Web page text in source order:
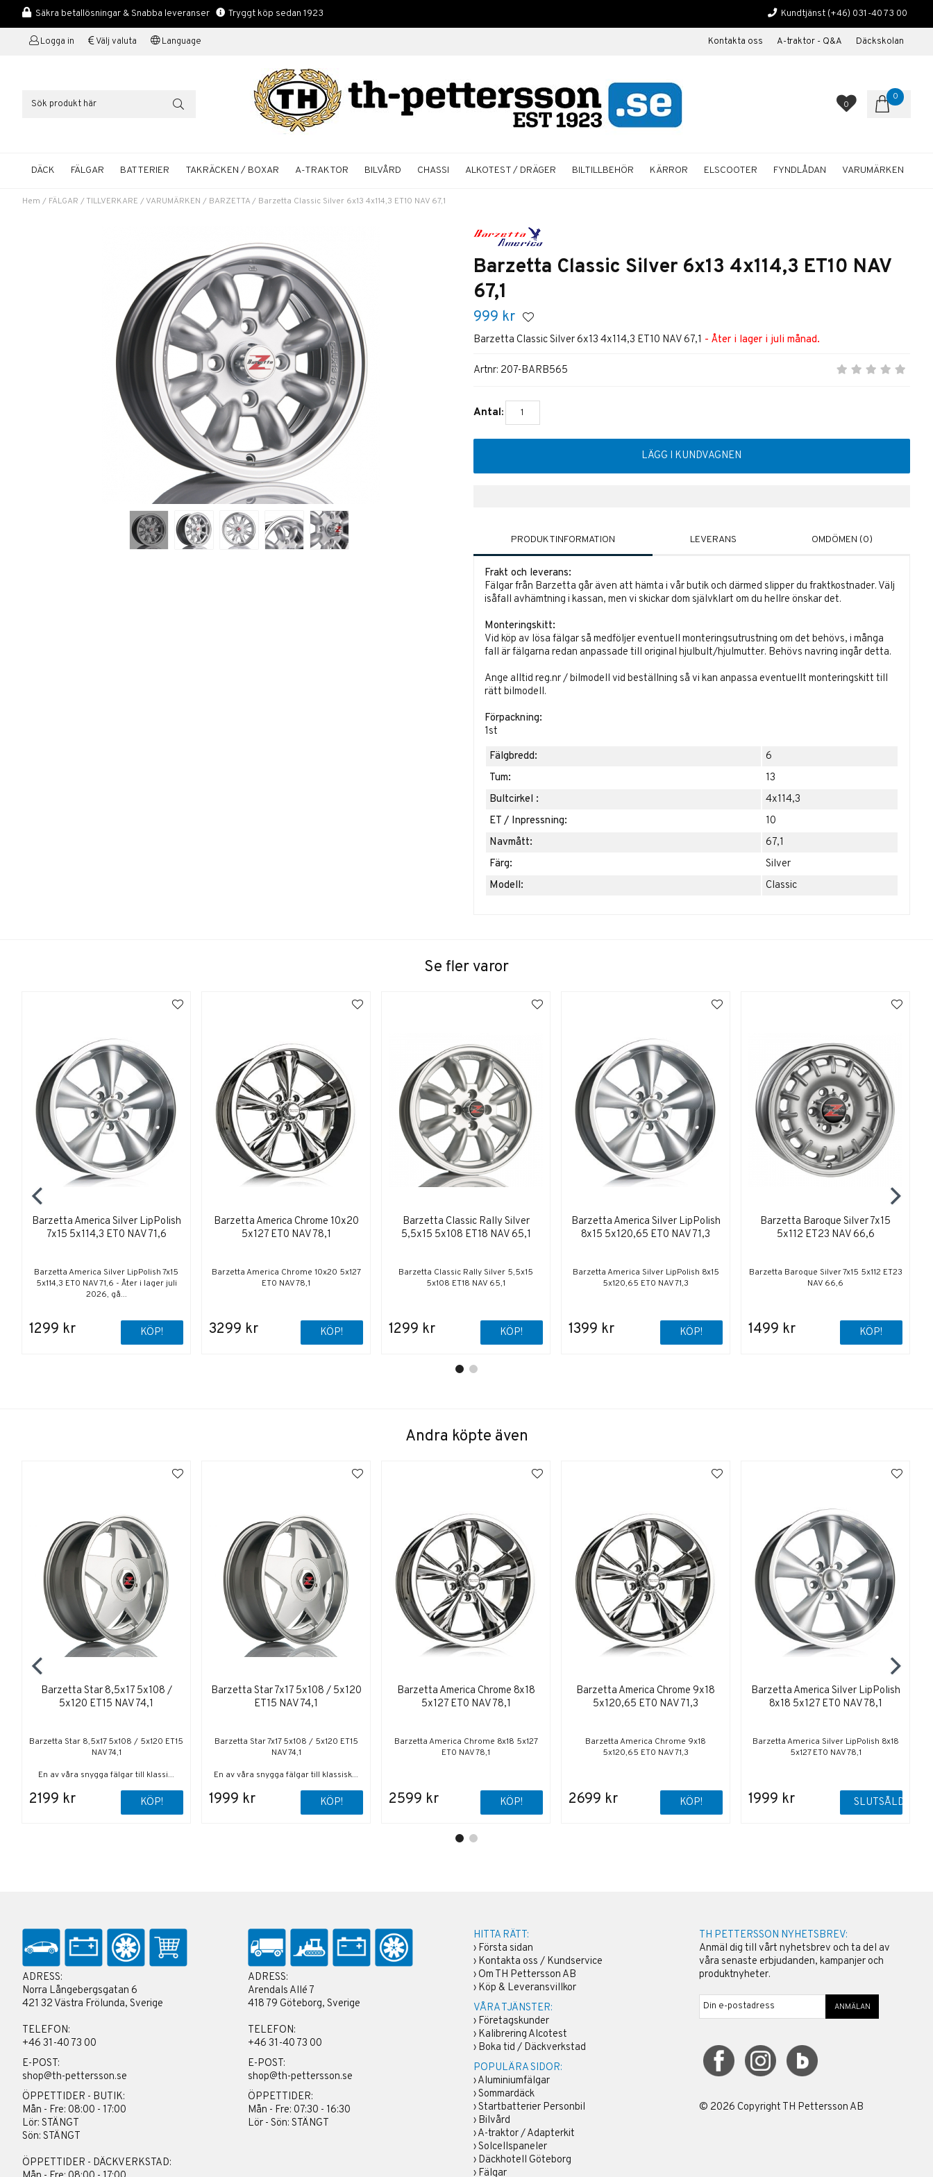
Säkra betallösningar & Snabba leveranser Tryggt köp sedan 1923 Kundtjänst (+46) 031-40 73 00
Logga in Välj valuta Language Kontakta oss A-traktor - Q&A Däckskolan
0
0
DÄCK FÄLGAR BATTERIER TAKRÄCKEN / BOXAR A-TRAKTOR BILVÅRD CHASSI ALKOTEST / DRÄGER BILTILLBEHÖR KÄRROR ELSCOOTER FYNDLÅDAN VARUMÄRKEN
Hem / FÄLGAR /TILLVERKARE / VARUMÄRKEN / BARZETTA/ Barzetta Classic Silver 6x13 4x114,3 ET10 NAV 67,1
Barzetta Classic Silver 6x13 4x114,3 ET10 NAV
67,1
999 kr
Barzetta Classic Silver 6x13 4x114,3 ET10 NAV 67,1 - Åter i lager i juli månad.
Artnr: 207-BARB565
Antal:
LÄGG I KUNDVAGNEN
PRODUKTINFORMATION
Frakt och leverans:
Fälgar från Barzetta går även att hämta i vår butik och därmed slipper du fraktkostnader. Välj
isåfall avhämtning i kassan, men vi skickar dom självklart om du hellre önskar det.
Monteringskitt:
Vid köp av lösa fälgar så medföljer eventuell monteringsutrustning om det behövs, i många
fall är fälgarna redan anpassade till original hjulbult/hjulmutter. Behövs navring ingår detta.
Ange alltid reg.nr / bilmodell vid beställning så vi kan anpassa eventuellt monteringskitt till
rätt bilmodell.
Förpackning:
1st
Fälgbredd:
6
Tum:
13
Bultcirkel :
4x114,3
ET / Inpressning:
10
Navmått:
67,1
Färg:
Silver
Modell:
Classic
LEVERANS OMDÖMEN (0)
Se fler varor
Barzetta America Silver LipPolish
7x15 5x114,3 ET0 NAV 71,6
Barzetta America Silver LipPolish 7x15
5x114,3 ET0 NAV 71,6 - Åter i lager juli
2026, gå...
1299 kr KÖP!
Barzetta America Chrome 10x20
5x127 ET0 NAV 78,1
Barzetta America Chrome 10x20 5x127
ET0 NAV 78,1
3299 kr KÖP!
Barzetta Classic Rally Silver
5,5x15 5x108 ET18 NAV 65,1
Barzetta Classic Rally Silver 5,5x15
5x108 ET18 NAV 65,1
1299 kr KÖP!
Barzetta America Silver LipPolish
8x15 5x120,65 ET0 NAV 71,3
Barzetta America Silver LipPolish 8x15
5x120,65 ET0 NAV 71,3
1399 kr KÖP!
Barzetta Baroque Silver 7x15
5x112 ET23 NAV 66,6
Barzetta Baroque Silver 7x15 5x112 ET23
NAV 66,6
1499 kr KÖP!
Andra köpte även
Barzetta Star 8,5x17 5x108 /
5x120 ET15 NAV 74,1
Barzetta Star 8,5x17 5x108 / 5x120 ET15
NAV 74,1
En av våra snygga fälgar till klassi...
2199 kr KÖP!
Barzetta Star 7x17 5x108 / 5x120
ET15 NAV 74,1
Barzetta Star 7x17 5x108 / 5x120 ET15
NAV 74,1
En av våra snygga fälgar till klassisk...
1999 kr KÖP!
Barzetta America Chrome 8x18
5x127 ET0 NAV 78,1
Barzetta America Chrome 8x18 5x127
ET0 NAV 78,1
2599 kr KÖP!
Barzetta America Chrome 9x18
5x120,65 ET0 NAV 71,3
Barzetta America Chrome 9x18
5x120,65 ET0 NAV 71,3
2699 kr KÖP!
Barzetta America Silver LipPolish
8x18 5x127 ET0 NAV 78,1
Barzetta America Silver LipPolish 8x18
5x127 ET0 NAV 78,1
1999 kr SLUTSÅLD
ADRESS:
Norra Långebergsgatan 6
421 32 Västra Frölunda, Sverige
TELEFON:
+46 31-40 73 00
E-POST:
shop@th-pettersson.se
ÖPPETTIDER - BUTIK:
Mån - Fre: 08:00 - 17:00
Lör: STÄNGT
Sön: STÄNGT
ÖPPETTIDER - DÄCKVERKSTAD:
ADRESS:
Arendals Allé 7
418 79 Göteborg, Sverige
TELEFON:
+46 31-40 73 00
E-POST:
shop@th-pettersson.se
ÖPPETTIDER:
Mån - Fre: 07:30 - 16:30
Lör - Sön: STÄNGT
HITTA RÄTT:
› Första sidan
› Kontakta oss / Kundservice
› Om TH Pettersson AB
› Köp & Leveransvillkor
VÅRA TJÄNSTER:
› Företagskunder
› Kalibrering Alcotest
› Boka tid / Däckverkstad
POPULÄRA SIDOR:
›Aluminiumfälgar
›Sommardäck
›Startbatterier Personbil
› Bilvård
›A-traktor / Adapterkit
›Solcellspaneler
› Däckhotell Göteborg
› Fälgar
TH PETTERSSON NYHETSBREV:
Anmäl dig till vårt nyhetsbrev och ta del av
våra senaste erbjudanden, kampanjer och
produktnyheter.
ANMÄLAN
© 2026 Copyright TH Pettersson AB